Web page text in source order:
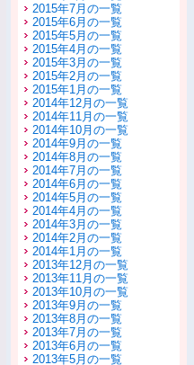
2015年7月の一覧
2015年6月の一覧
2015年5月の一覧
2015年4月の一覧
2015年3月の一覧
2015年2月の一覧
2015年1月の一覧
2014年12月の一覧
2014年11月の一覧
2014年10月の一覧
2014年9月の一覧
2014年8月の一覧
2014年7月の一覧
2014年6月の一覧
2014年5月の一覧
2014年4月の一覧
2014年3月の一覧
2014年2月の一覧
2014年1月の一覧
2013年12月の一覧
2013年11月の一覧
2013年10月の一覧
2013年9月の一覧
2013年8月の一覧
2013年7月の一覧
2013年6月の一覧
2013年5月の一覧